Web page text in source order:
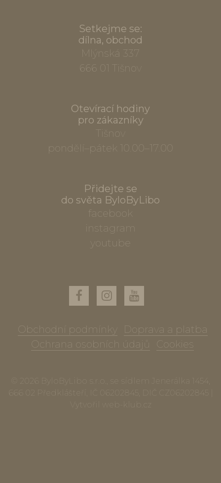
Setkejme se:
dílna, obchod
Mlýnská 337
666 01 Tišnov
Otevírací hodiny
pro zákazníky
Tišnov
pondělí–pátek 10.00–17.00
Přidejte se
do světa ByloByLibo
facebook
instagram
youtube
Obchodní podmínky
Doprava a platba
Ochrana osobních údajů
Cookies
© 2026 ByloByLibo s.r.o., se sídlem Jenerálka 1454,
666 02 Předklášteří, IČ 06202845, DIČ CZ06202845 |
Vytvořil